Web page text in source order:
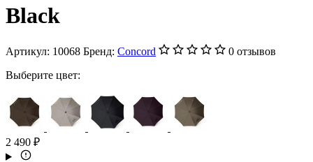
Black
Артикул: 10068 Бренд: Concord
0 отзывов
Выберите цвет:
2 490 ₽